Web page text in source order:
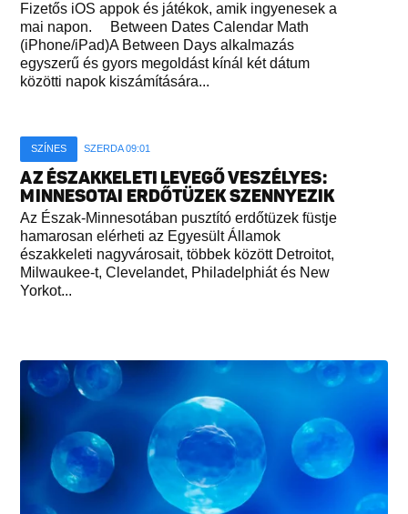
Fizetős iOS appok és játékok, amik ingyenesek a
mai napon. Between Dates Calendar Math
(iPhone/iPad)A Between Days alkalmazás
egyszerű és gyors megoldást kínál két dátum
közötti napok kiszámítására...
SZÍNES SZERDA 09:01
AZ ÉSZAKKELETI LEVEGŐ VESZÉLYES:
MINNESOTAI ERDŐTÜZEK SZENNYEZIK
Az Észak-Minnesotában pusztító erdőtüzek füstje
hamarosan elérheti az Egyesült Államok
északkeleti nagyvárosait, többek között Detroitot,
Milwaukee-t, Clevelandet, Philadelphiát és New
Yorkot...